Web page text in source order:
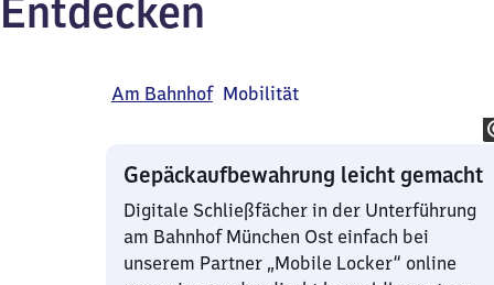
Angebote
Entdecken
Am Bahnhof Mobilität
Gepäckaufbewahrung leicht gemacht
Digitale Schließfächer in der Unterführung
am Bahnhof München Ost einfach bei
unserem Partner „Mobile Locker“ online